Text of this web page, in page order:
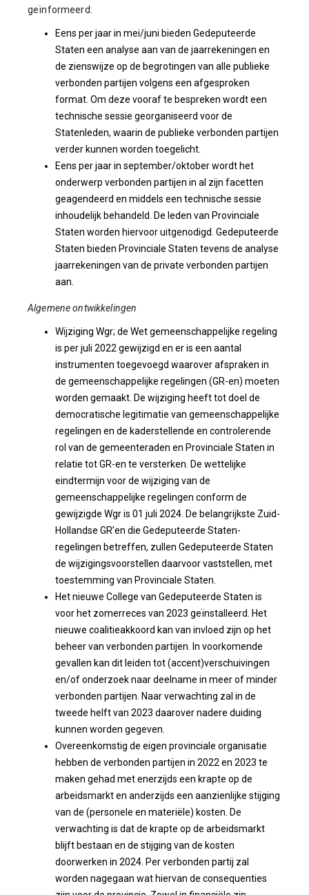
geïnformeerd:
Eens per jaar in mei/juni bieden Gedeputeerde
Staten een analyse aan van de jaarrekeningen en
de zienswijze op de begrotingen van alle publieke
verbonden partijen volgens een afgesproken
format. Om deze vooraf te bespreken wordt een
technische sessie georganiseerd voor de
Statenleden, waarin de publieke verbonden partijen
verder kunnen worden toegelicht.
Eens per jaar in september/oktober wordt het
onderwerp verbonden partijen in al zijn facetten
geagendeerd en middels een technische sessie
inhoudelijk behandeld. De leden van Provinciale
Staten worden hiervoor uitgenodigd. Gedeputeerde
Staten bieden Provinciale Staten tevens de analyse
jaarrekeningen van de private verbonden partijen
aan.
Algemene ontwikkelingen
Wijziging Wgr; de Wet gemeenschappelijke regeling
is per juli 2022 gewijzigd en er is een aantal
instrumenten toegevoegd waarover afspraken in
de gemeenschappelijke regelingen (GR-en) moeten
worden gemaakt. De wijziging heeft tot doel de
democratische legitimatie van gemeenschappelijke
regelingen en de kaderstellende en controlerende
rol van de gemeenteraden en Provinciale Staten in
relatie tot GR-en te versterken. De wettelijke
eindtermijn voor de wijziging van de
gemeenschappelijke regelingen conform de
gewijzigde Wgr is 01 juli 2024. De belangrijkste Zuid-
Hollandse GR’en die Gedeputeerde Staten-
regelingen betreffen, zullen Gedeputeerde Staten
de wijzigingsvoorstellen daarvoor vaststellen, met
toestemming van Provinciale Staten.
Het nieuwe College van Gedeputeerde Staten is
voor het zomerreces van 2023 geïnstalleerd. Het
nieuwe coalitieakkoord kan van invloed zijn op het
beheer van verbonden partijen. In voorkomende
gevallen kan dit leiden tot (accent)verschuivingen
en/of onderzoek naar deelname in meer of minder
verbonden partijen. Naar verwachting zal in de
tweede helft van 2023 daarover nadere duiding
kunnen worden gegeven.
Overeenkomstig de eigen provinciale organisatie
hebben de verbonden partijen in 2022 en 2023 te
maken gehad met enerzijds een krapte op de
arbeidsmarkt en anderzijds een aanzienlijke stijging
van de (personele en materiële) kosten. De
verwachting is dat de krapte op de arbeidsmarkt
blijft bestaan en de stijging van de kosten
doorwerken in 2024. Per verbonden partij zal
worden nagegaan wat hiervan de consequenties